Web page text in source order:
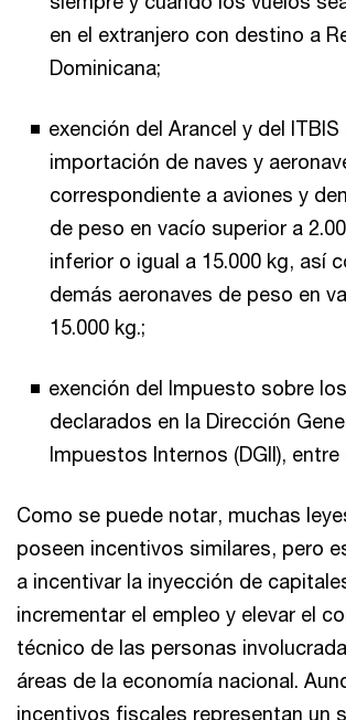
en el extranjero con destino a
Dominicana;
exención del Arancel y del
importación de naves y
correspondiente a aviones y
de peso en vacío superior a
inferior o igual a 15.000 kg, así
demás aeronaves de peso en
15.000 kg.;
exención del Impuesto sobre
declarados en la Dirección
Impuestos Internos (DGII), entre
Como se puede notar, muchas
poseen incentivos similares, pero
a incentivar la inyección de
incrementar el empleo y elevar el
técnico de las personas
áreas de la economía nacional.
incentivos fiscales representan un